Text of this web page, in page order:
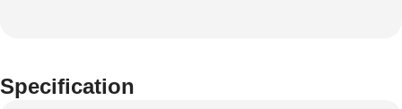
Specification